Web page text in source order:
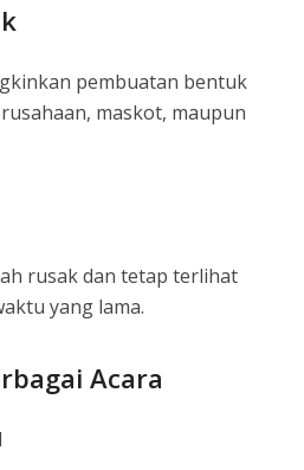
pembuatan bentuk
maskot, maupun
rusak dan tetap terlihat
yang lama.
Acara